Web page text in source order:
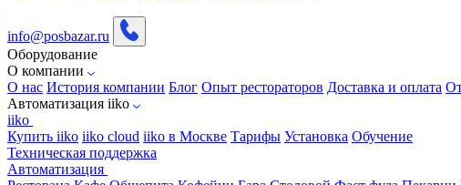
info@posbazar.ru
Оборудование
О компании
О нас История компании Блог Опыт рестораторов Доставка и оплата
Автоматизация iiko
iiko
Купить iiko iiko cloud iiko в Москве Тарифы Установка Обучение
Техническая поддержка
Автоматизация